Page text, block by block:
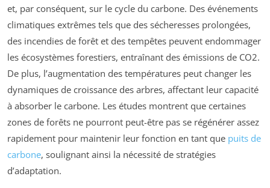
et, par conséquent, sur le cycle du carbone. Des événements
climatiques extrêmes tels que des sécheresses prolongées,
des incendies de forêt et des tempêtes peuvent endommager
les écosystèmes forestiers, entraînant des émissions de CO2.
De plus, l’augmentation des températures peut changer les
dynamiques de croissance des arbres, affectant leur capacité
à absorber le carbone. Les études montrent que certaines
zones de forêts ne pourront peut-être pas se régénérer assez
rapidement pour maintenir leur fonction en tant que puits de
carbone, soulignant ainsi la nécessité de stratégies
d’adaptation.